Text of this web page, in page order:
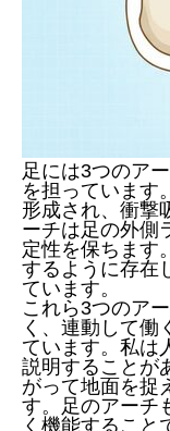
足には3つのア
を担っています
形成され、衝撃
ーチは足の外側
定性を保ちます
するように存在
ています。
これら3つのア
く、連動して働
ています。私は
説明することが
がって地面を捉
す。足のアーチ
く機能すること